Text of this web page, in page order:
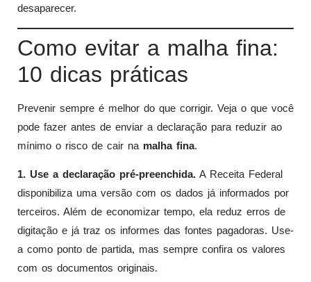
desaparecer.
Como evitar a malha fina:
10 dicas práticas
Prevenir sempre é melhor do que corrigir. Veja o que você
pode fazer antes de enviar a declaração para reduzir ao
mínimo o risco de cair na malha fina.
1. Use a declaração pré-preenchida. A Receita Federal
disponibiliza uma versão com os dados já informados por
terceiros. Além de economizar tempo, ela reduz erros de
digitação e já traz os informes das fontes pagadoras. Use-
a como ponto de partida, mas sempre confira os valores
com os documentos originais.